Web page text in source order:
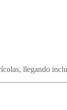
llegando